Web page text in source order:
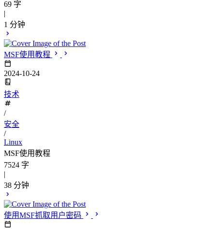
69 字
|
1 分钟
MSF使用教程
2024-10-24
技术
/
安全
/
Linux
MSF使用教程
7524 字
|
38 分钟
使用MSF抓取用户密码